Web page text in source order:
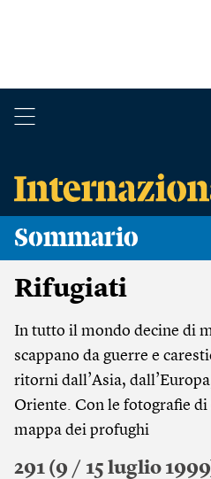
Sommario
Rifugiati
In tutto il mondo decine di
scappano da guerre e
ritorni dall’Asia,
Oriente. Con le fotografie di
mappa dei profughi
291 (9 / 15 luglio